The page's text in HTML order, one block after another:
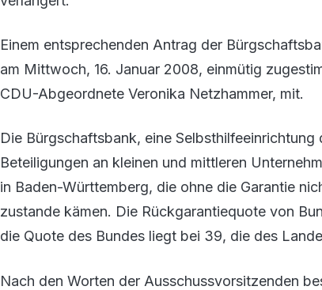
Einem entsprechenden Antrag der
am Mittwoch, 16. Januar 2008, einmütig
CDU-Abgeordnete Veronika Netzhammer, mit.
Die Bürgschaftsbank, eine
Beteiligungen an kleinen und mittleren
in Baden-Württemberg, die ohne die Garantie
zustande kämen. Die Rückgarantiequote von
die Quote des Bundes liegt bei 39, die des
Nach den Worten der Ausschussvorsitzenden